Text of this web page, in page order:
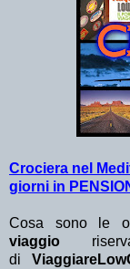
Crociera nel
giorni in
Cosa sono le
viaggio
di